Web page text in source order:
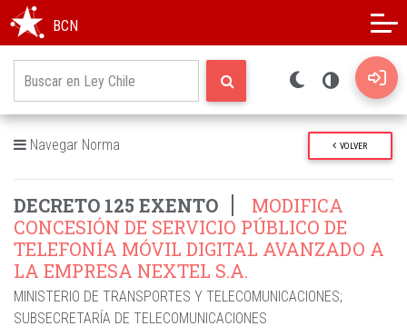
BCN
Navegar Norma VOLVER
DECRETO 125 EXENTO
MODIFICA
CONCESIÓN DE SERVICIO PÚBLICO DE
TELEFONÍA MÓVIL DIGITAL AVANZADO A
LA EMPRESA NEXTEL S.A.
MINISTERIO DE TRANSPORTES Y TELECOMUNICACIONES;
SUBSECRETARÍA DE TELECOMUNICACIONES